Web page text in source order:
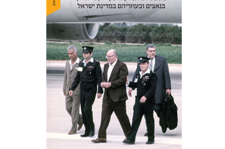
יהודית דורי דסטון
הנחת אתר ספר מודפס
$46
$41